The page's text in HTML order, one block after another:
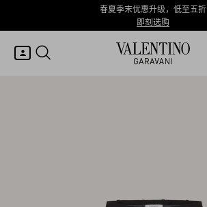
春夏季末优惠升级，低至五折
即刻选购